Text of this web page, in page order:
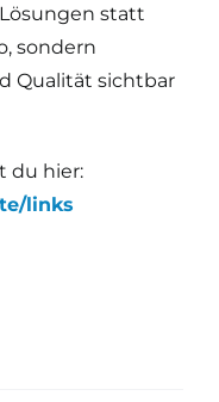
statt
sondern
Qualität sichtbar
du hier:
links